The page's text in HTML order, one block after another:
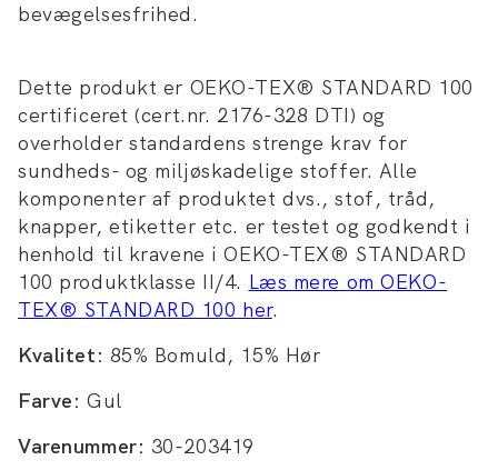
bevægelsesfrihed.
Dette produkt er OEKO-TEX® STANDARD 100
certificeret (cert.nr. 2176-328 DTI) og
overholder standardens strenge krav for
sundheds- og miljøskadelige stoffer. Alle
komponenter af produktet dvs., stof, tråd,
knapper, etiketter etc. er testet og godkendt i
henhold til kravene i OEKO-TEX® STANDARD
100 produktklasse II/4. Læs mere om OEKO-
TEX® STANDARD 100 her.
Kvalitet: 85% Bomuld, 15% Hør
Farve: Gul
Varenummer: 30-203419